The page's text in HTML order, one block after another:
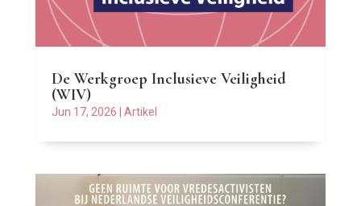
De Werkgroep Inclusieve Veiligheid
(WIV)
Jun 17, 2026 Artikel